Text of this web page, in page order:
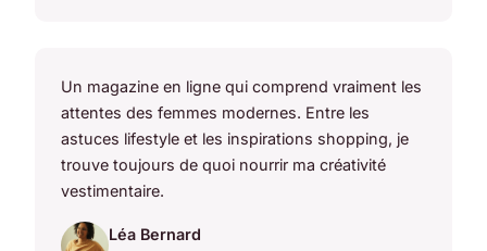
Un magazine en ligne qui comprend vraiment les
attentes des femmes modernes. Entre les
astuces lifestyle et les inspirations shopping, je
trouve toujours de quoi nourrir ma créativité
vestimentaire.
Léa Bernard